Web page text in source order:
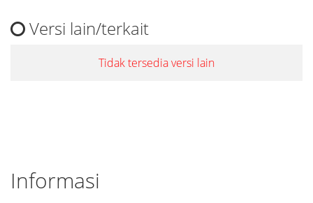
Versi lain/terkait
Tidak tersedia versi lain
Informasi